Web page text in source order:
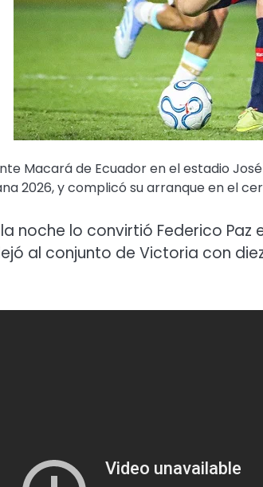
Macará de Ecuador en el estadio
2026, y complicó su arranque en el
noche lo convirtió Federico
al conjunto de Victoria con